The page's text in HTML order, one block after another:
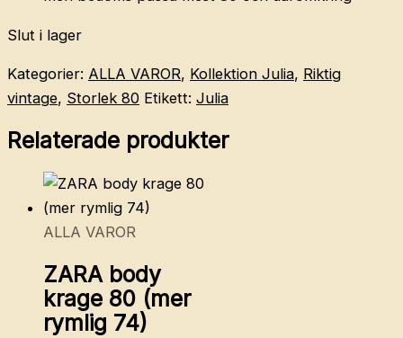
Slut i lager
Kategorier: ALLA VAROR, Kollektion Julia, Riktig
vintage, Storlek 80 Etikett: Julia
Relaterade produkter
ALLA VAROR
ZARA body
krage 80 (mer
rymlig 74)